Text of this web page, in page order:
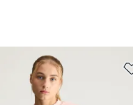
dei desideri